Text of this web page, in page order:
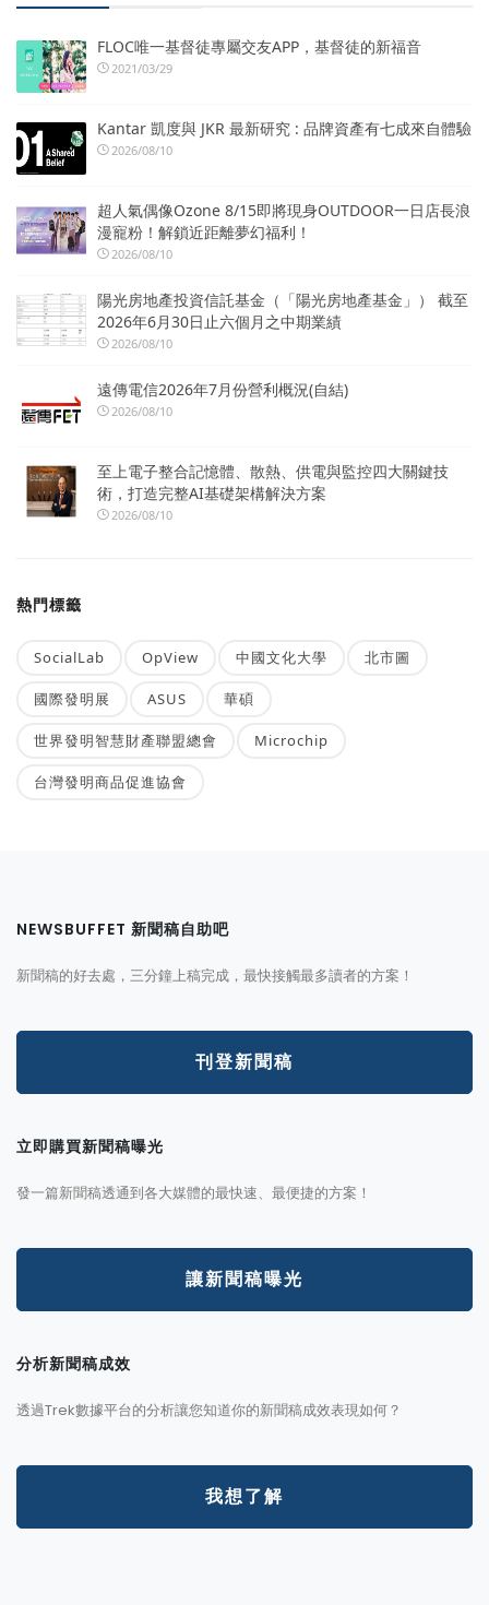
FLOC唯一基督徒專屬交友APP，基督徒的新福音
2021/03/29
Kantar 凱度與 JKR 最新研究 : 品牌資產有七成來自體驗
2026/08/10
超人氣偶像Ozone 8/15即將現身OUTDOOR一日店長浪
漫寵粉！解鎖近距離夢幻福利！
2026/08/10
陽光房地產投資信託基金（「陽光房地產基金」） 截至
2026年6月30日止六個月之中期業績
2026/08/10
遠傳電信2026年7月份營利概況(自結)
2026/08/10
至上電子整合記憶體、散熱、供電與監控四大關鍵技
術，打造完整AI基礎架構解決方案
2026/08/10
熱門標籤
SocialLab OpView 中國文化大學 北市圖
國際發明展 ASUS 華碩
世界發明智慧財產聯盟總會 Microchip
台灣發明商品促進協會
NEWSBUFFET 新聞稿自助吧
新聞稿的好去處，三分鐘上稿完成，最快接觸最多讀者的方案！
刊登新聞稿
立即購買新聞稿曝光
發一篇新聞稿透通到各大媒體的最快速、最便捷的方案！
讓新聞稿曝光
分析新聞稿成效
透過Trek數據平台的分析讓您知道你的新聞稿成效表現如何？
我想了解